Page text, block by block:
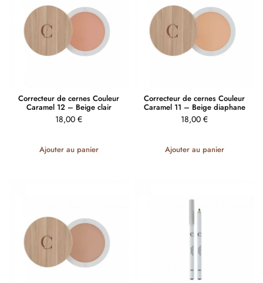
Correcteur de cernes Couleur
Caramel 12 – Beige clair
18,00 €
Ajouter au panier
Correcteur de cernes Couleur
Caramel 11 – Beige diaphane
18,00 €
Ajouter au panier